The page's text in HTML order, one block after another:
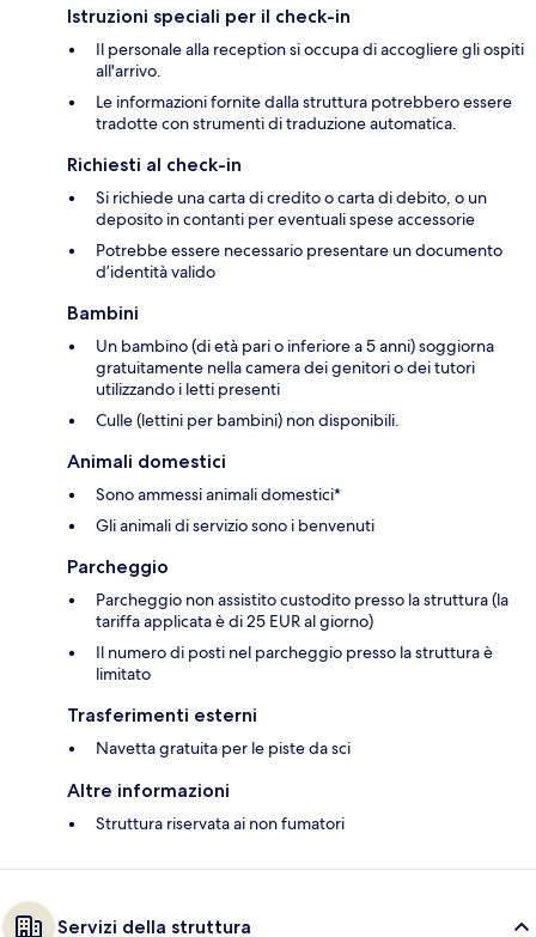
Istruzioni speciali per il check-in
Il personale alla reception si occupa di accogliere gli ospiti
all'arrivo.
Le informazioni fornite dalla struttura potrebbero essere
tradotte con strumenti di traduzione automatica.
Richiesti al check-in
Si richiede una carta di credito o carta di debito, o un
deposito in contanti per eventuali spese accessorie
Potrebbe essere necessario presentare un documento
d’identità valido
Bambini
Un bambino (di età pari o inferiore a 5 anni) soggiorna
gratuitamente nella camera dei genitori o dei tutori
utilizzando i letti presenti
Culle (lettini per bambini) non disponibili.
Animali domestici
Sono ammessi animali domestici*
Gli animali di servizio sono i benvenuti
Parcheggio
Parcheggio non assistito custodito presso la struttura (la
tariffa applicata è di 25 EUR al giorno)
Il numero di posti nel parcheggio presso la struttura è
limitato
Trasferimenti esterni
Navetta gratuita per le piste da sci
Altre informazioni
Struttura riservata ai non fumatori
Servizi della struttura